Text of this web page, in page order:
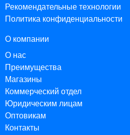
Рекомендательные технологии
Политика конфиденциальности
О компании
О нас
Преимущества
Магазины
Коммерческий отдел
Юридическим лицам
Оптовикам
Контакты